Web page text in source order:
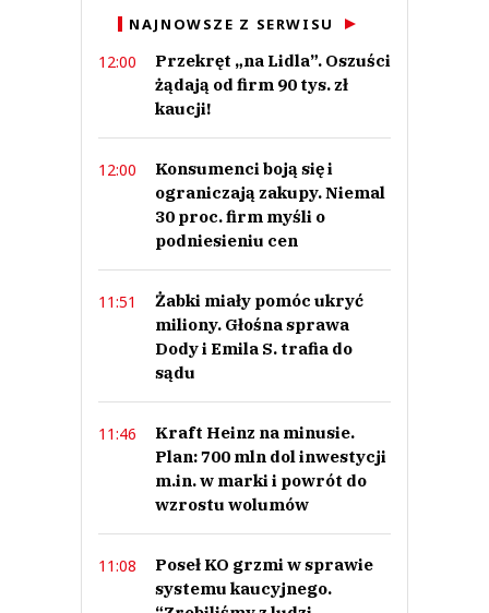
NAJNOWSZE Z SERWISU
12:00
Przekręt „na Lidla”. Oszuści
żądają od firm 90 tys. zł
kaucji!
12:00
Konsumenci boją się i
ograniczają zakupy. Niemal
30 proc. firm myśli o
podniesieniu cen
11:51
Żabki miały pomóc ukryć
miliony. Głośna sprawa
Dody i Emila S. trafia do
sądu
11:46
Kraft Heinz na minusie.
Plan: 700 mln dol inwestycji
m.in. w marki i powrót do
wzrostu wolumów
11:08
Poseł KO grzmi w sprawie
systemu kaucyjnego.